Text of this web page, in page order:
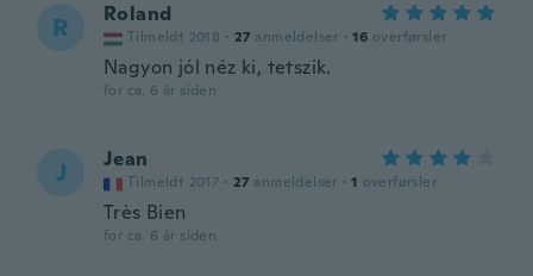
R Roland
Tilmeldt 2018 · 27 anmeldelser · 16 overførsler
Nagyon jól néz ki, tetszik.
for ca. 6 år siden
J Jean
Tilmeldt 2017 · 27 anmeldelser · 1 overførsler
Très Bien
for ca. 6 år siden